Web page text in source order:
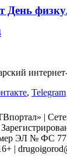
День
, Telegram
|
ЭЛ № ФС 77
|